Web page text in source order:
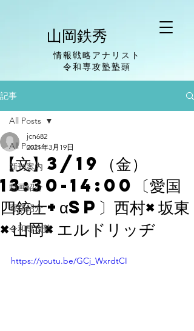
山岡鉄秀
情報戦略アナリスト
​令和専攻塾塾頭
記事
All Posts
新刊案内
動画紹介
寄稿紹介
令和専攻塾
All Posts
【文】3/19（金）
13:30-14:00〔愛国
四銃士+αSP〕西村×坂東
×山岡×エルドリッヂ
jcn682
2021年3月19日
https://youtu.be/GCj_WxrdtCI